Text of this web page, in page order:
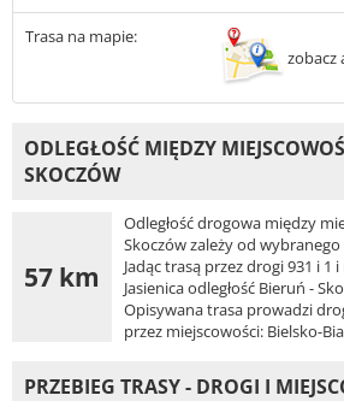
Trasa na mapie:
zobacz
ODLEGŁOŚĆ MIĘDZY
SKOCZÓW
57 km
Odległość drogowa między
Skoczów zależy od
Jadąc trasą przez drogi 931 i 1
Jasienica odległość Bieruń -
Opisywana trasa prowadzi
przez miejscowości: Bielsko-
PRZEBIEG TRASY - DROGI I